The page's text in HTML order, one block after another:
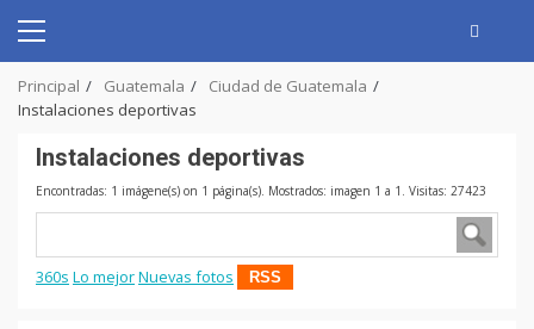
content
Primary
Principal Guatemala
Ciudad de Guatemala
Instalaciones deportivas
Instalaciones deportivas
Encontradas: 1 imágene(s) on 1 página(s). Mostrados: imagen 1 a 1. Visitas: 27423
360s Lo mejorNuevas fotos RSS